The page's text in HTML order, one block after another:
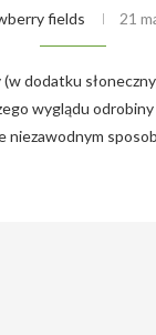
fields 21
dodatku
wyglądu
niezawodnym